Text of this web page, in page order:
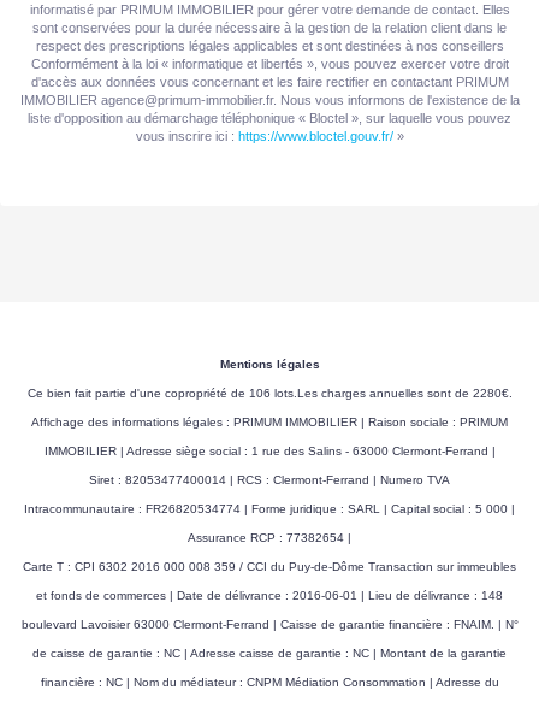
informatisé par PRIMUM IMMOBILIER pour gérer votre demande de contact. Elles
sont conservées pour la durée nécessaire à la gestion de la relation client dans le
respect des prescriptions légales applicables et sont destinées à nos conseillers
Conformément à la loi « informatique et libertés », vous pouvez exercer votre droit
d'accès aux données vous concernant et les faire rectifier en contactant PRIMUM
IMMOBILIER agence@primum-immobilier.fr. Nous vous informons de l'existence de la
liste d'opposition au démarchage téléphonique « Bloctel », sur laquelle vous pouvez
vous inscrire ici : https://www.bloctel.gouv.fr/»
Mentions légales
Ce bien fait partie d'une copropriété de 106 lots.Les charges annuelles sont de 2280€.
Affichage des informations légales : PRIMUM IMMOBILIER | Raison sociale : PRIMUM
IMMOBILIER | Adresse siège social : 1 rue des Salins - 63000 Clermont-Ferrand |
Siret : 82053477400014 | RCS : Clermont-Ferrand | Numero TVA
Intracommunautaire : FR26820534774 | Forme juridique : SARL | Capital social : 5 000 |
Assurance RCP : 77382654 |
Carte T : CPI 6302 2016 000 008 359 / CCI du Puy-de-Dôme Transaction sur immeubles
et fonds de commerces | Date de délivrance : 2016-06-01 | Lieu de délivrance : 148
boulevard Lavoisier 63000 Clermont-Ferrand | Caisse de garantie financière : FNAIM. | N°
de caisse de garantie : NC | Adresse caisse de garantie : NC | Montant de la garantie
financière : NC | Nom du médiateur : CNPM Médiation Consommation | Adresse du